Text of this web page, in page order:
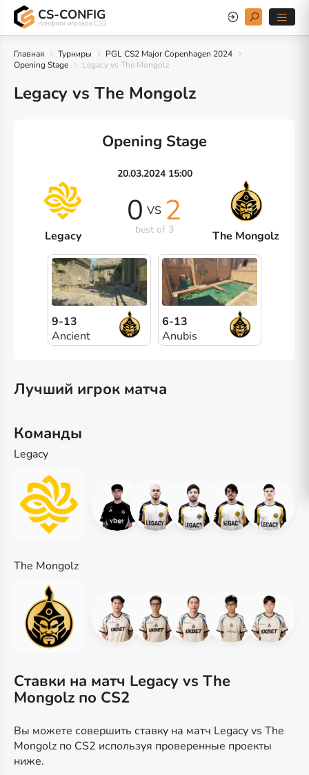
CS-CONFIG
Конфиги игроков CS2
Главная Турниры
PGL CS2 Major Copenhagen 2024
Opening Stage
Legacy vs The Mongolz
Legacy vs The Mongolz
Opening Stage
20.03.2024 15:00
Legacy
0 VS 2
best of 3 The Mongolz
9-13
Ancient
6-13
Anubis
Лучший игрок матча
Команды
Legacy
The Mongolz
Ставки на матч Legacy vs The
Mongolz по CS2
Вы можете совершить ставку на матч Legacy vs The
Mongolz по CS2 используя проверенные проекты
ниже.